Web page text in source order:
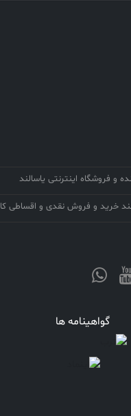
و فروشگاه اینترنتی یاسالند
خرید و فروش نقدی و اقساطی کالا
گواهینامه ها